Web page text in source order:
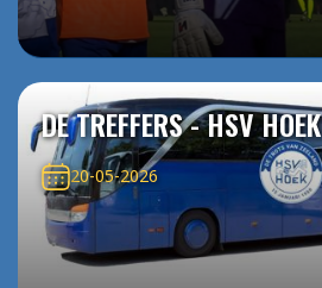
DE TREFFERS - HSV HOEK
20-05-2026